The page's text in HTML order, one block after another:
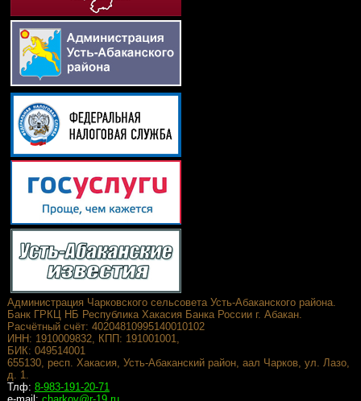
Администрация Чарковского сельсовета Усть-Абаканского района.
Банк ГРКЦ НБ Республика Хакасия Банка России г. Абакан.
Расчётный счёт: 40204810995140010102
ИНН: 1910009832, КПП: 191001001,
БИК: 049514001
655130, респ. Хакасия, Усть-Абаканский район, аал Чарков, ул. Лазо,
д. 1.
Тлф: 8-983-191-20-71